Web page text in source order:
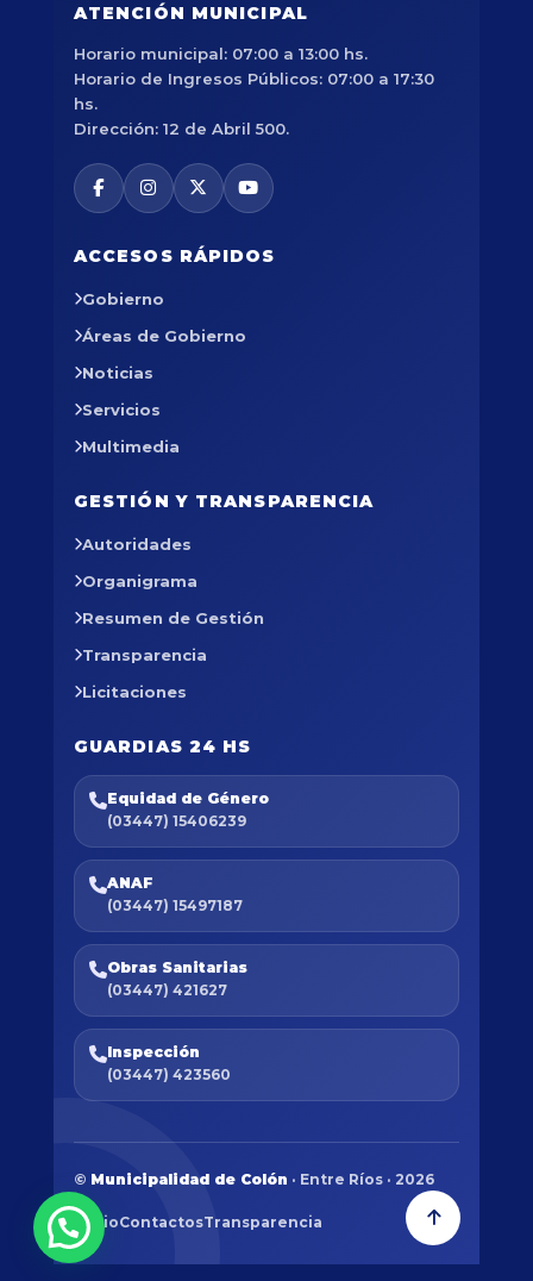
ATENCIÓN MUNICIPAL
Horario municipal: 07:00 a 13:00 hs.
Horario de Ingresos Públicos: 07:00 a 17:30
hs.
Dirección: 12 de Abril 500.
ACCESOS RÁPIDOS
Gobierno
Áreas de Gobierno
Noticias
Servicios
Multimedia
GESTIÓN Y TRANSPARENCIA
Autoridades
Organigrama
Resumen de Gestión
Transparencia
Licitaciones
GUARDIAS 24 HS
Equidad de Género
(03447) 15406239
ANAF
(03447) 15497187
Obras Sanitarias
(03447) 421627
Inspección
(03447) 423560
© Municipalidad de Colón · Entre Ríos · 2026
InicioContactosTransparencia